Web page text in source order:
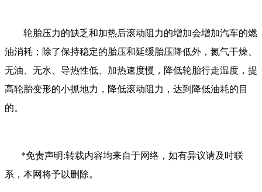
轮胎压力的缺乏和加热后滚动阻力的增加会增加汽车的燃
油消耗；除了保持稳定的胎压和延缓胎压降低外，氮气干燥、
无油、无水、导热性低、加热速度慢，降低轮胎行走温度，提
高轮胎变形的小抓地力，降低滚动阻力，达到降低油耗的目
的。
*免责声明:转载内容均来自于网络，如有异议请及时联
系，本网将予以删除。